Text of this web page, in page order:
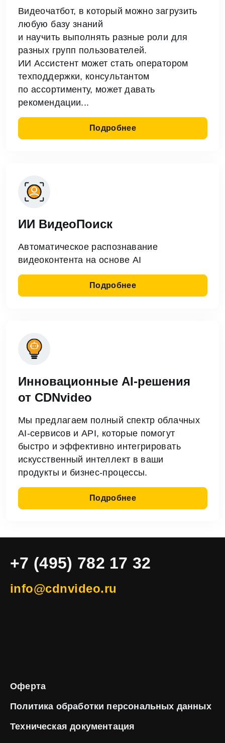
Видеочатбот, в который можно загрузить
любую базу знаний
и научить выполнять разные роли для
разных групп пользователей.
ИИ Ассистент может стать оператором
техподдержки, консультантом
по ассортименту, может давать
рекомендации...
Подробнее
ИИ ВидеоПоиск
Автоматическое распознавание
видеоконтента на основе AI
Подробнее
Инновационные AI‑решения
от CDNvideo
Мы предлагаем полный спектр облачных
AI-сервисов и API, которые помогут
быстро и эффективно интегрировать
искусственный интеллект в ваши
продукты и бизнес-процессы.
Подробнее
+7 (495) 782 17 32
info@cdnvideo.ru
Оферта
Политика обработки персональных данных
Техническаядокументация